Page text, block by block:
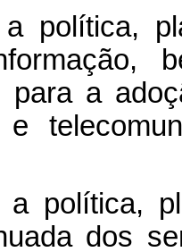
política,
para a
política,
dos